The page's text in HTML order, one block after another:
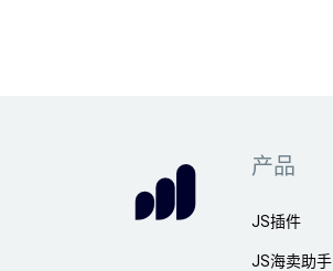
产品
JS插件
JS海卖助手